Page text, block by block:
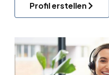
Profil erstellen